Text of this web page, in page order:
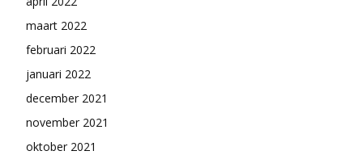
maart 2022
februari 2022
januari 2022
december 2021
november 2021
oktober 2021